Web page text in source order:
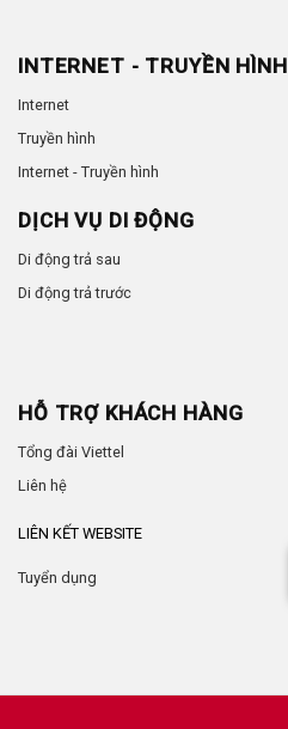
INTERNET - TRUYỀN HÌNH
Internet
Truyền hình
Internet - Truyền hình
DỊCH VỤ DI ĐỘNG
Di động trả sau
Di động trả trước
HỖ TRỢ KHÁCH HÀNG
Tổng đài Viettel
Liên hệ
LIÊN KẾT WEBSITE
Tuyển dụng